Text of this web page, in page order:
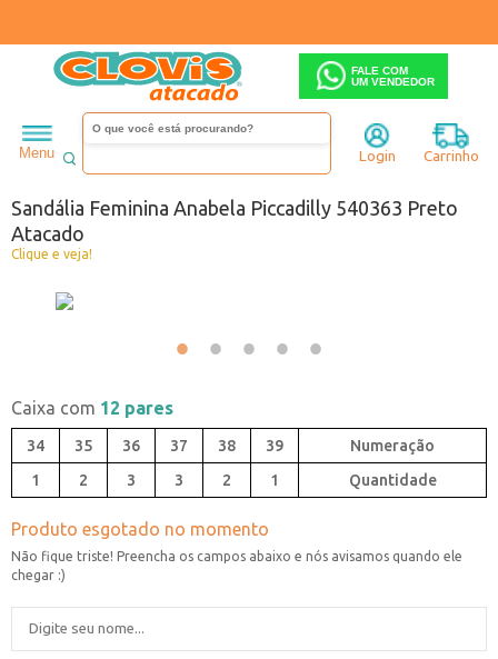
FALE COM
UM VENDEDOR
Menu Login Carrinho
Feminino Sandália Anabela
Sandália Feminina Anabela Piccadilly 540363 Preto
Atacado
Clique e veja!
Caixa com 12 pares
34 35 36 37 38
39
1
2 3 3 2 1 Quantidade